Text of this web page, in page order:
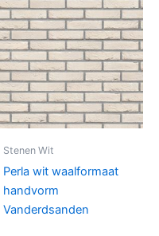
Stenen Wit
Perla wit waalformaat
handvorm
Vanderdsanden